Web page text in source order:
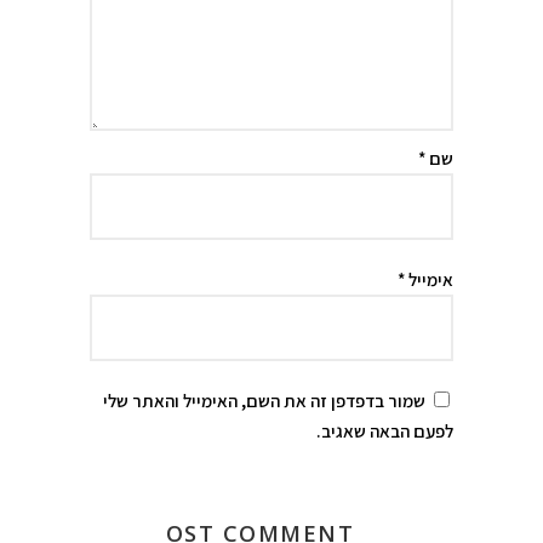
שם *
אימייל*
שמור בדפדפן זה את השם, האימייל והאתר שלי
לפעם הבאה שאגיב.